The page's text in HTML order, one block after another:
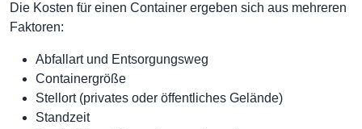
Die Kosten für einen Container ergeben sich aus mehreren
Faktoren:
Abfallart und Entsorgungsweg
Containergröße
Stellort (privates oder öffentliches Gelände)
Standzeit